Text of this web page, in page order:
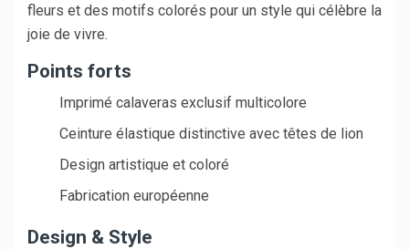
fleurs et des motifs colorés pour un style qui célèbre la
joie de vivre.
Points forts
Imprimé calaveras exclusif multicolore
Ceinture élastique distinctive avec têtes de lion
Design artistique et coloré
Fabrication européenne
Design & Style